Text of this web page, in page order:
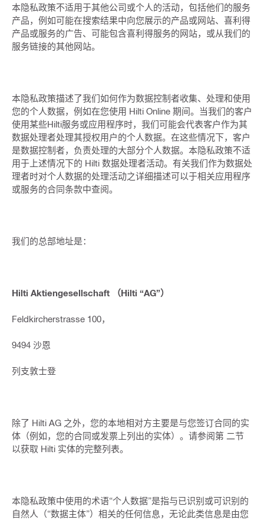
本隐私政策不适用于其他公司或个人的活动，包括他们的服务
产品，例如可能在搜索结果中向您展示的产品或网站、喜利得
产品或服务的广告、可能包含喜利得服务的网站，或从我们的
服务链接的其他网站。
本隐私政策描述了我们如何作为数据控制者收集、处理和使用
您的个人数据，例如在您使用 Hilti Online 期间。当我们的客户
使用某些Hilti服务或应用程序时，我们可能会代表客户作为其
数据处理者处理其授权用户的个人数据。在这些情况下，客户
是数据控制者，负责处理的大部分个人数据。本隐私政策不适
用于上述情况下的 Hilti 数据处理者活动。有关我们作为数据处
理者时对个人数据的处理活动之详细描述可以于相关应用程序
或服务的合同条款中查阅。
我们的总部地址是：
Hilti Aktiengesellschaft （Hilti “AG”）
Feldkircherstrasse 100，
9494 沙恩
列支敦士登
除了 Hilti AG 之外，您的本地相对方主要是与您签订合同的实
体（例如，您的合同或发票上列出的实体）。请参阅第 二节
以获取 Hilti 实体的完整列表。
本隐私政策中使用的术语“个人数据”是指与已识别或可识别的
自然人（“数据主体”）相关的任何信息，无论此类信息是由您